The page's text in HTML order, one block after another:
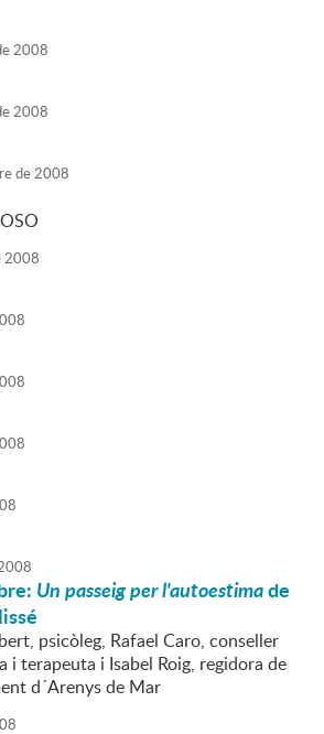
2008
2008
de2008
2008
Un passeig per l'autoestimade
psicòleg, Rafael Caro, conseller
terapeuta i Isabel Roig, regidora de
d´Arenys de Mar